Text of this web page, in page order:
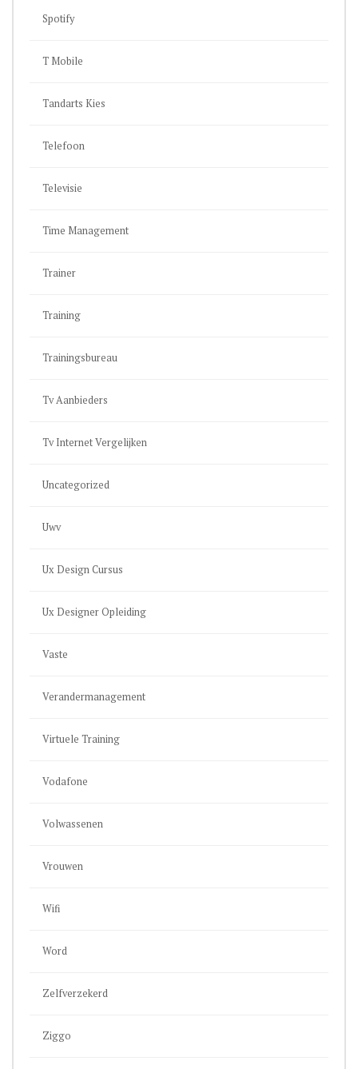
Spotify
T Mobile
Tandarts Kies
Telefoon
Televisie
Time Management
Trainer
Training
Trainingsbureau
Tv Aanbieders
Tv Internet Vergelijken
Uncategorized
Uwv
Ux Design Cursus
Ux Designer Opleiding
Vaste
Verandermanagement
Virtuele Training
Vodafone
Volwassenen
Vrouwen
Wifi
Word
Zelfverzekerd
Ziggo